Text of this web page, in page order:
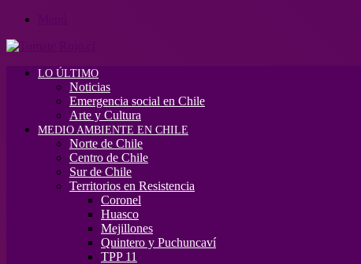
LO ÚLTIMO
Noticias
Emergencia social en Chile
Arte y Cultura
MEDIO AMBIENTE EN CHILE
Norte de Chile
Centro de Chile
Sur de Chile
Territorios en Resistencia
Coronel
Huasco
Mejillones
Quintero y Puchuncaví
TPP 11